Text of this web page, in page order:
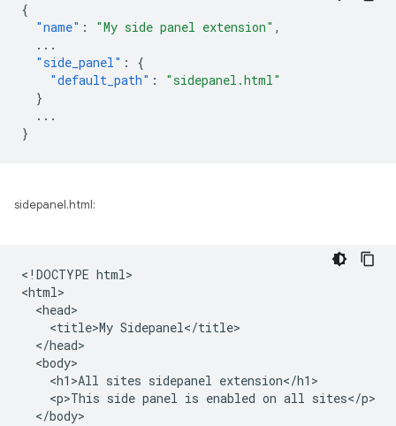
{
"name" : "My side panel extension" ,
...
"side_panel" :
{
"default_path" :
"sidepanel.html"
}
...
}
sidepanel.html:
<!DOCTYPE html>
<html>
  <head>
    <title>My Sidepanel</title>
  </head>
  <body>
    <h1>All sites sidepanel extension</h1>
    <p>This side panel is enabled on all sites</p>
  </body>